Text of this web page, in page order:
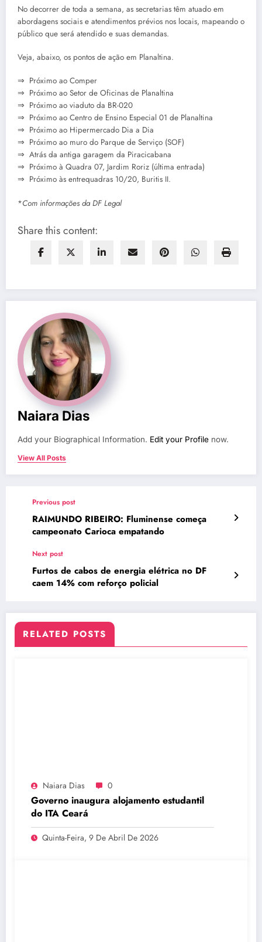
No decorrer de toda a semana, as secretarias têm atuado em
abordagens sociais e atendimentos prévios nos locais, mapeando o
público que será atendido e suas demandas.
Veja, abaixo, os pontos de ação em Planaltina.
⇒ Próximo ao Comper
⇒ Próximo ao Setor de Oficinas de Planaltina
⇒ Próximo ao viaduto da BR-020
⇒ Próximo ao Centro de Ensino Especial 01 de Planaltina
⇒ Próximo ao Hipermercado Dia a Dia
⇒ Próximo ao muro do Parque de Serviço (SOF)
⇒ Atrás da antiga garagem da Piracicabana
⇒ Próximo à Quadra 07, Jardim Roriz (última entrada)
⇒ Próximo às entrequadras 10/20, Buritis II.
*Com informações da DF Legal
Share this content:
Naiara Dias
Add your Biographical Information. Edit your Profile now.
View All Posts
Previous post
RAIMUNDO RIBEIRO: Fluminense começa
campeonato Carioca empatando
Next post
Furtos de cabos de energia elétrica no DF
caem 14% com reforço policial
RELATED POSTS
Naiara Dias 0
Governo inaugura alojamento estudantil
do ITA Ceará
Quinta-Feira, 9 De Abril De 2026